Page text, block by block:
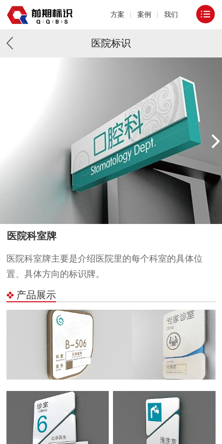
方案 案例 我们
医院标识
1
医院科室牌
医院科室牌主要是介绍医院里的每个科室的具体位
置、具体方向的标识牌。
产品展示